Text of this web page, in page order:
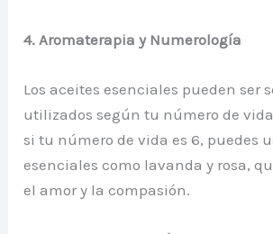
4. Aromaterapia y Numerología
Los aceites esenciales pueden ser
utilizados según tu número de
si tu número de vida es 6, puedes
esenciales como lavanda y rosa,
el amor y la compasión.